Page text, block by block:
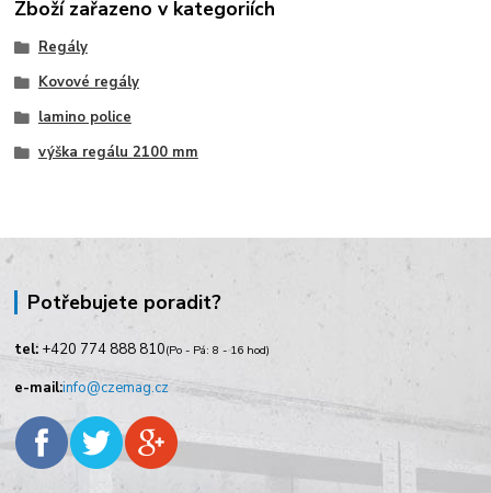
Zboží zařazeno v kategoriích
Regály
Kovové regály
lamino police
výška regálu 2100 mm
Potřebujete poradit?
tel: +420 774 888 810(Po - Pá: 8 - 16 hod)
e-mail:info@czemag.cz